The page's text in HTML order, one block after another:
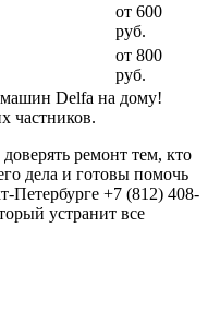
от 600
руб.
от 800
руб.
Delfa на дому!
частников.
ремонт тем, кто
дела и готовы помочь
Петербурге +7 (812) 408-
устранит все